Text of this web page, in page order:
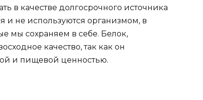
в качестве долгосрочного источника
и не используются организмом, в
мы сохраняем в себе. Белок,
качество, так как он
и пищевой ценностью.